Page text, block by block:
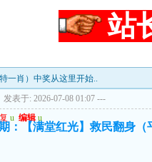
站
一肖）中奖从这里开始..
发表于: 2026-07-08 01:07 ---
u 编辑 u
：【满堂红光】救民翻身